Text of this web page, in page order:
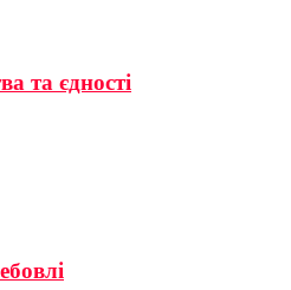
та єдності